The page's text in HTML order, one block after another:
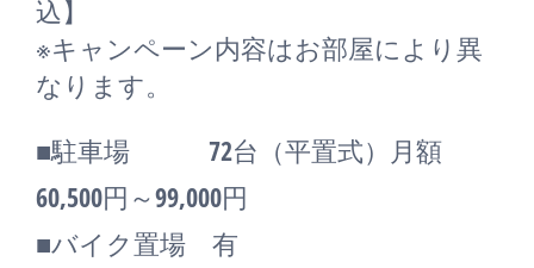
込】
※キャンペーン内容はお部屋により異
なります。
■駐車場 72台（平置式）月額
60,500円～99,000円
■バイク置場 有